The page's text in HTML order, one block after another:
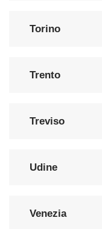
Torino
Trento
Treviso
Udine
Venezia